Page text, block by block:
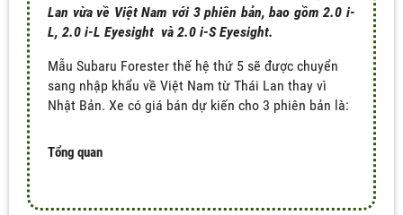
Lan vừa về Việt Nam với 3 phiên bản, bao gồm 2.0 i-
L, 2.0 i-L Eyesight và 2.0 i-S Eyesight.
Mẫu Subaru Forester thế hệ thứ 5 sẽ được chuyển
sang nhập khẩu về Việt Nam từ Thái Lan thay vì
Nhật Bản. Xe có giá bán dự kiến cho 3 phiên bản là:
Tổng quan